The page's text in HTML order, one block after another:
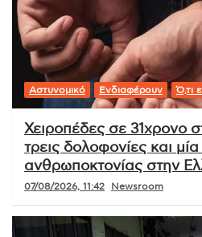
Αστυνομικό Ενδιαφέρουν Ό,τι
Χειροπέδες σε 31χρονο
τρεις δολοφονίες και
ανθρωποκτονίας στην
07/08/2026, 11:42 Newsroom